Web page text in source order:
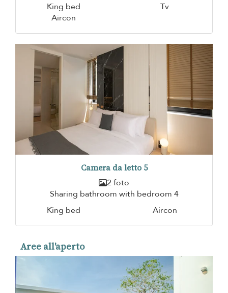
King bed
Tv
Aircon
Camera da letto 5
2 foto
Sharing bathroom with bedroom 4
King bed
Aircon
Aree all'aperto